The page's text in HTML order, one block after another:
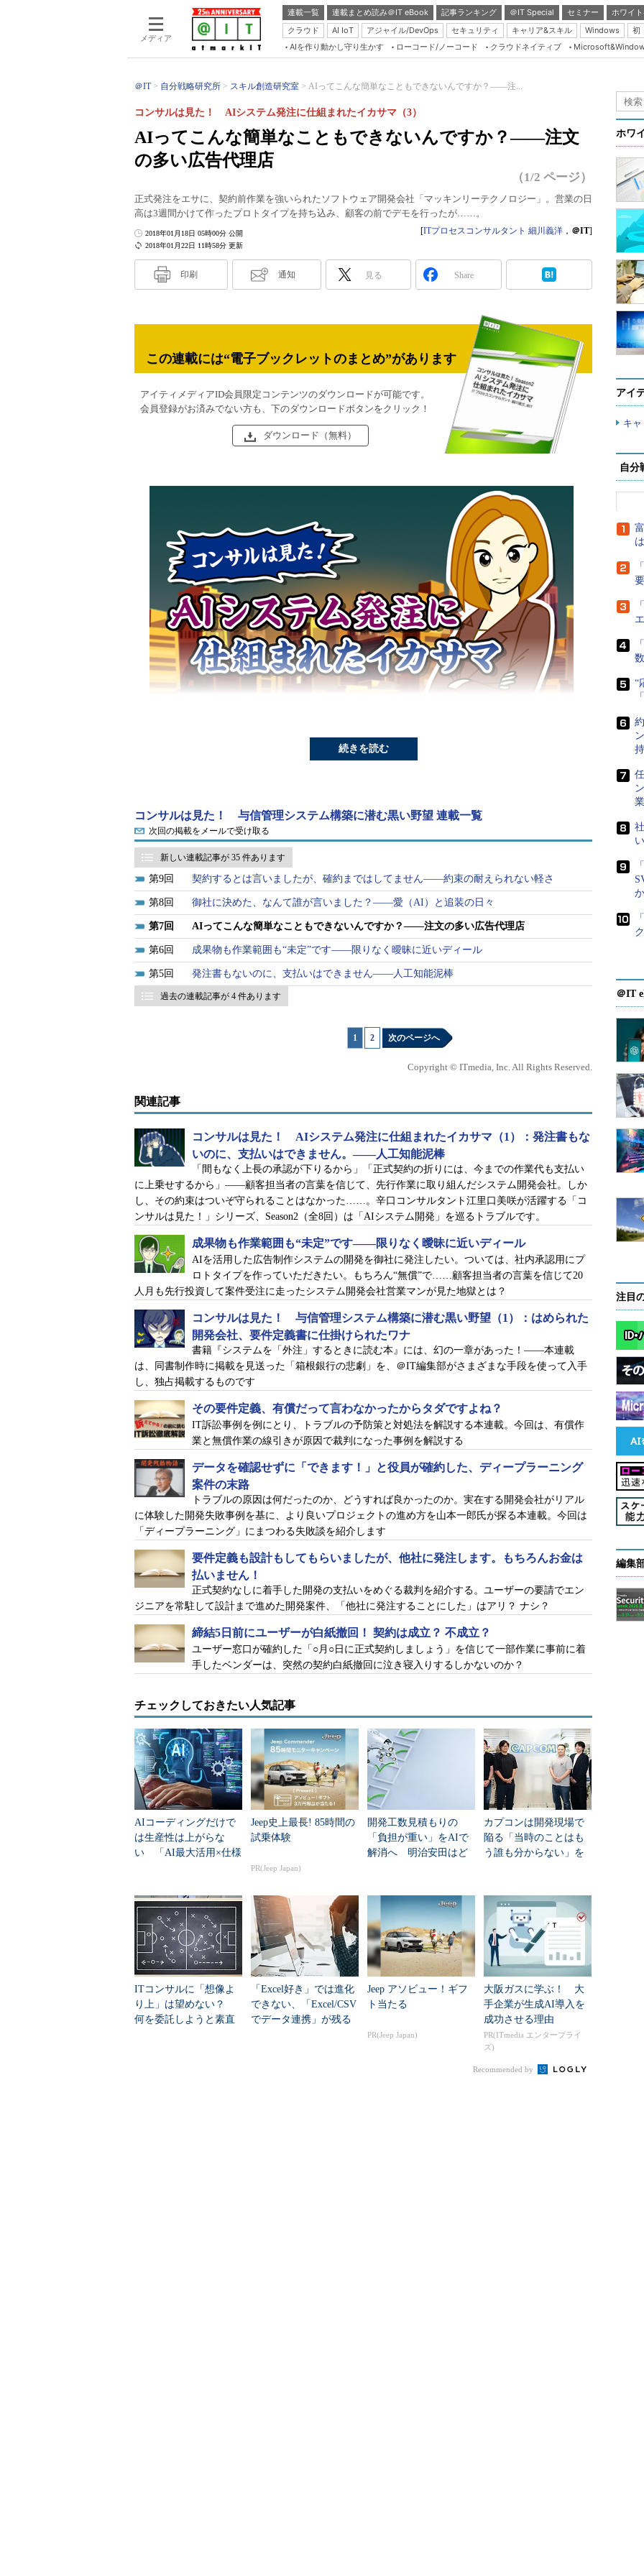
メディア
連載一覧 連載まとめ読み＠IT eBook 記事ランキング ＠IT Special セミナー
ホワイ
クラウド
AI IoT アジャイル/DevOps セキュリティ キャリア&スキル Windows
初
Server & Storage
Java Agile
Database Expert
Linux ＆ OSS
Master of IP Network
Security & Trust
Test & Tools
Insider.NET
AIを作り動かし守り生かす ローコード/ノーコード クラウドネイティブ
＠IT 自分戦略研究所 スキル創造研究室 AIってこんな簡単なこともできないんですか？――注...
AIってこんな簡単なこともできないんですか？――注文
の多い広告代理店
コンサルは見た！ AIシステム発注に仕組まれたイカサマ（3）
（1/2 ページ）
正式発注をエサに、契約前作業を強いられたソフトウェア開発会社「マッキンリーテクノロジー」。営業の日
高は3週間かけて作ったプロトタイプを持ち込み、顧客の前でデモを行ったが……。
2018年01月22日 11時58分 更新
2018年01月18日 05時00分 公開 [ITプロセスコンサルタント 細川義洋 ， ＠IT]
印刷 通知 見る Share
この連載には“電子ブックレットのまとめ”があります
アイティメディアID会員限定コンテンツのダウンロードが可能です。
会員登録がお済みでない方も、下のダウンロードボタンをクリック！
ダウンロード（無料）
連載「コンサルは見た！」は、仮想ストーリーを通じて実際に
あった事件・事故のポイントを分かりやすく説く『
「外注」するときに読む本
の筆者が＠IT用に書き下ろした、Web限定オリジナルストーリ
ーです。
前回までのあらすじ
ソフトウェア開発企業「マッキンリーテクノロジー」の日高達郎は、広告代理
店「北上エージェンシー」から、AIで折り込みチラシを自動作成するシステム
開発の引き合いを受けた。技術部長の生駒から「セールスの一環として」一部
高。受注はほぼ確定、正式契約後に事前作業の費用も払うと言われたのも大き
第1話発注書もないのに、支払いはできません。――人工知能泥棒
第2話成果物も作業範囲も“未定”です――限りなく曖昧に近いディール
登場人物
A＆Dコンサルティング
江里口美咲
ー企業のIT戦略策定支援やベンダーのソフトウェア開発品質改善を行う傍ら、プロジェク
ト開発にまつわるトラブルの数々も解決に導いている。性格：勝ち気、口調：辛辣（し
んらつ）。
マッキンリーテクノロジー
日高達郎
中堅ソフトウェア開発企業「マッキンリーテクノロジー」の技術営業。
北上エージェンシー
生駒健司
中堅広告代理店「北上エージェンシー」システム企画部長。
屈辱のデモデイ
は、1種類の広告を作る小さなシステムを作った。定められた数種類のレイアウトをシス
テムが選択して白黒印刷のチラシを表示するだけのもので、掲載する商品の数や見だし
に使う語句も限られてはいたが、オペレーターが掲載商品に関する情報や季節、広告を
配布する地域などを入力すると、よく見るスーパーマーケットのチラシらしきものを出
力することができた。
チラシ作成にはわずか5分ほどしかかからず、操作者が商品や発行日付などのパラメー
タを変えると、それに応じてレイアウトや見だしの文字を変えられた。
（これで正式契約をとれるぞ！）――マッキンリーの営業、日高達郎の胸が躍った。
2017年2月――。
日高はシステムを北上エージェンシーに持ち込み、技術部長の生
駒と十数人のクリエーターたちの前でデモを行った。
わずかの開発期間にしてはよくできていると自信を持って説明を
始めた日高だったが、デモは出だしからクリエーターたちの厳しい意見で中断し
続きを読む
コンサルは見た！ 与信管理システム構築に潜む黒い野望 連載一覧
次回の掲載をメールで受け取る
新しい連載記事が 35 件あります
9 契約するとは言いましたが、確約まではしてません――約束の耐えられない軽さ
8 御社に決めた、なんて誰が言いました？――愛（AI）と追装の日々
7 AIってこんな簡単なこともできないんですか？――注文の多い広告代理店
6 成果物も作業範囲も“未定”です――限りなく曖昧に近いディール
5 発注書もないのに、支払いはできません――人工知能泥棒
過去の連載記事が 4 件あります
1 2 次のページへ
Copyright © ITmedia, Inc. All Rights Reserved.
関連記事
コンサルは見た！ AIシステム発注に仕組まれたイカサマ（1）：発注書もな
いのに、支払いはできません。――人工知能泥棒
「間もなく上長の承認が下りるから」「正式契約の折りには、今までの作業代も支払い
に上乗せするから」――顧客担当者の言葉を信じて、先行作業に取り組んだシステム開発会社。しか
し、その約束はついぞ守られることはなかった……。辛口コンサルタント江里口美咲が活躍する「コ
ンサルは見た！」シリーズ、Season2（全8回）は「AIシステム開発」を巡るトラブルです。
成果物も作業範囲も“未定”です――限りなく曖昧に近いディール
AIを活用した広告制作システムの開発を御社に発注したい。ついては、社内承認用にプ
ロトタイプを作っていただきたい。もちろん“無償”で……顧客担当者の言葉を信じて20
人月も先行投資して案件受注に走ったシステム開発会社営業マンが見た地獄とは？
コンサルは見た！ 与信管理システム構築に潜む黒い野望（1）：はめられた
開発会社、要件定義書に仕掛けられたワナ
書籍『システムを「外注」するときに読む本』には、幻の一章があった！――本連載
は、同書制作時に掲載を見送った「箱根銀行の悲劇」を、＠IT編集部がさまざまな手段を使って入手
し、独占掲載するものです
その要件定義、有償だって言わなかったからタダですよね？
IT訴訟事例を例にとり、トラブルの予防策と対処法を解説する本連載。今回は、有償作
業と無償作業の線引きが原因で裁判になった事例を解説する
データを確認せずに「できます！」と役員が確約した、ディープラーニング
案件の末路
トラブルの原因は何だったのか、どうすれば良かったのか。実在する開発会社がリアル
に体験した開発失敗事例を基に、より良いプロジェクトの進め方を山本一郎氏が探る本連載。今回は
「ディープラーニング」にまつわる失敗談を紹介します
要件定義も設計もしてもらいましたが、他社に発注します。もちろんお金は
払いません！
正式契約なしに着手した開発の支払いをめぐる裁判を紹介する。ユーザーの要請でエン
ジニアを常駐して設計まで進めた開発案件、「他社に発注することにした」はアリ？ ナシ？
締結5日前にユーザーが白紙撤回！ 契約は成立？ 不成立？
ユーザー窓口が確約した「○月○日に正式契約しましょう」を信じて一部作業に事前に着
手したベンダーは、突然の契約白紙撤回に泣き寝入りするしかないのか？
チェックしておきたい人気記事
AIコーディングだけで
は生産性は上がらな
い 「AI最大活用×仕様
Jeep史上最長! 85時間の
試乗体験
PR(Jeep Japan)
開発工数見積もりの
「負担が重い」をAIで
解消へ 明治安田はど
カプコンは開発現場で
陥る「当時のことはも
う誰も分からない」を
ITコンサルに「想像よ
り上」は望めない？
何を委託しようと素直
「Excel好き」では進化
できない、「Excel/CSV
でデータ連携」が残る
Jeep アソビュー！ギフ
ト当たる
PR(Jeep Japan)
大阪ガスに学ぶ！ 大
手企業が生成AI導入を
成功させる理由
PR(ITmedia エンタープライ
ズ)
Recommended by
ホワ
アイ
キ
自分
“
か
＠IT
注目
編集